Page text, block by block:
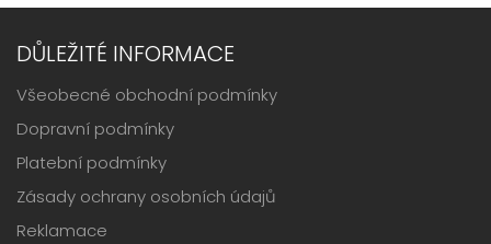
DŮLEŽITÉ INFORMACE
Všeobecné obchodní podmínky
Dopravní podmínky
Platební podmínky
Zásady ochrany osobních údajů
Reklamace